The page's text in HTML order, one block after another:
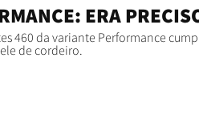
ERA
460 da variante Performance
de cordeiro.